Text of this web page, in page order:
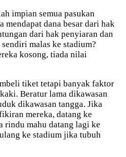
impian semua pasukan
dana besar dari hak
dari hak penyiaran dan
malas ke stadium?
kosong, tiada nilai
tiket tetapi banyak faktor
Beratur lama dikawasan
dikawasan tangga. Jika
mereka, datang ke
rindu mahu datang lagi ke
ke stadium jika tubuh